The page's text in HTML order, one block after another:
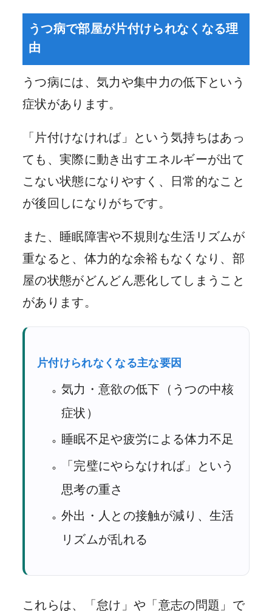
うつ病で部屋が片付けられなくなる理
由
うつ病には、気力や集中力の低下という
症状があります。
「片付けなければ」という気持ちはあっ
ても、実際に動き出すエネルギーが出て
こない状態になりやすく、日常的なこと
が後回しになりがちです。
また、睡眠障害や不規則な生活リズムが
重なると、体力的な余裕もなくなり、部
屋の状態がどんどん悪化してしまうこと
があります。
片付けられなくなる主な要因
気力・意欲の低下（うつの中核
症状）
睡眠不足や疲労による体力不足
「完璧にやらなければ」という
思考の重さ
外出・人との接触が減り、生活
リズムが乱れる
これらは、「怠け」や「意志の問題」で